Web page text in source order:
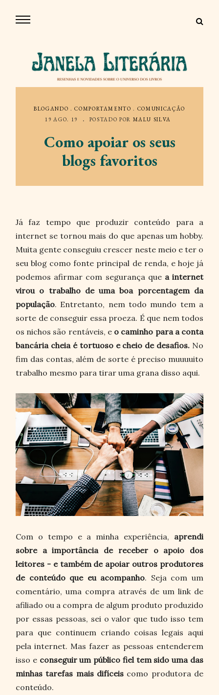
BLOGANDO .COMPORTAMENTO . COMUNICAÇÃO
19 AGO. 19
POSTADO POR MALU SILVA
Como apoiar os seus
blogs favoritos
Já faz tempo que produzir conteúdo para a
internet se tornou mais do que apenas um hobby.
Muita gente conseguiu crescer neste meio e ter o
seu blog como fonte principal de renda, e hoje já
podemos afirmar com segurança que a internet
virou o trabalho de uma boa porcentagem da
população. Entretanto, nem todo mundo tem a
sorte de conseguir essa proeza. É que nem todos
os nichos são rentáveis, e o caminho para a conta
bancária cheia é tortuoso e cheio de desafios. No
fim das contas, além de sorte é preciso muuuuito
trabalho mesmo para tirar uma grana disso aqui.
Com o tempo e a minha experiência, aprendi
sobre a importância de receber o apoio dos
leitores - e também de apoiar outros produtores
de conteúdo que eu acompanho. Seja com um
comentário, uma compra através de um link de
afiliado ou a compra de algum produto produzido
por essas pessoas, sei o valor que tudo isso tem
para que continuem criando coisas legais aqui
pela internet. Mas fazer as pessoas entenderem
isso e conseguir um público fiel tem sido uma das
minhas tarefas mais difíceis como produtora de
conteúdo.